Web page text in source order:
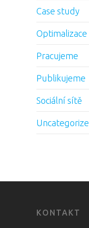
Case study
Optimalizace
Pracujeme
Publikujeme
Sociální sítě
KONTAKT